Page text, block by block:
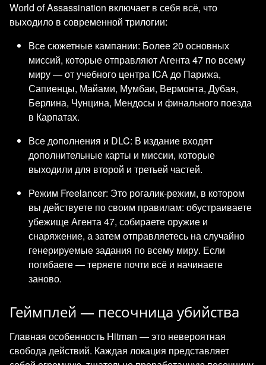
World of Assassination включает в себя всё, что
выходило в современной трилогии:
Все сюжетные кампании: Более 20 основных
миссий, которые отправляют Агента 47 по всему
миру — от учебного центра ICA до Парижа,
Сапиенцы, Майами, Мумбаи, Вермонта, Дубая,
Берлина, Чунцина, Мендосы и финального поезда
в Карпатах.
Все дополнения и DLC: В издание входят
дополнительные карты и миссии, которые
выходили для второй и третьей частей.
Режим Freelancer: Это рогалик-режим, в котором
вы действуете по своим правилам: обустраиваете
убежище Агента 47, собираете оружие и
снаряжение, а затем отправляетесь на случайно
генерируемые задания по всему миру. Если
погибаете — теряете почти всё и начинаете
заново.
Геймплей — песочница убийства
Главная особенность Hitman — это невероятная
свобода действий. Каждая локация представляет